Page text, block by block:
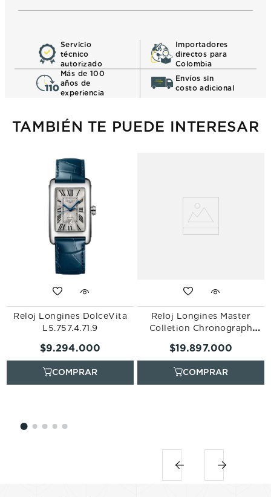
Servicio
técnico
autorizado
Importadores
directos para
Colombia
Más de 100
años de
experiencia
Envíos sin
costo adicional
TAMBIÉN TE PUEDE INTERESAR
Reloj Longines DolceVita
L5.757.4.71.9
$9.294.000
Reloj Longines Master
Colletion Chronograph
$19.897.000